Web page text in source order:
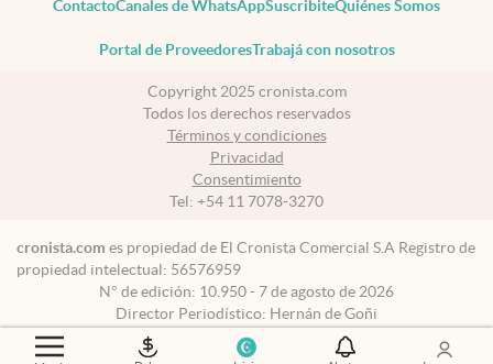
ContactoCanales de WhatsAppSuscribiteQuiénes Somos
Portal de ProveedoresTrabajá con nosotros
Copyright 2025 cronista.com
Todos los derechos reservados
Términos y condiciones
Privacidad
Consentimiento
Tel: +54 11 7078-3270
cronista.com es propiedad de El Cronista Comercial S.A Registro de
propiedad intelectual: 56576959
N° de edición: 10.950 - 7 de agosto de 2026
Director Periodístico: Hernán de Goñi